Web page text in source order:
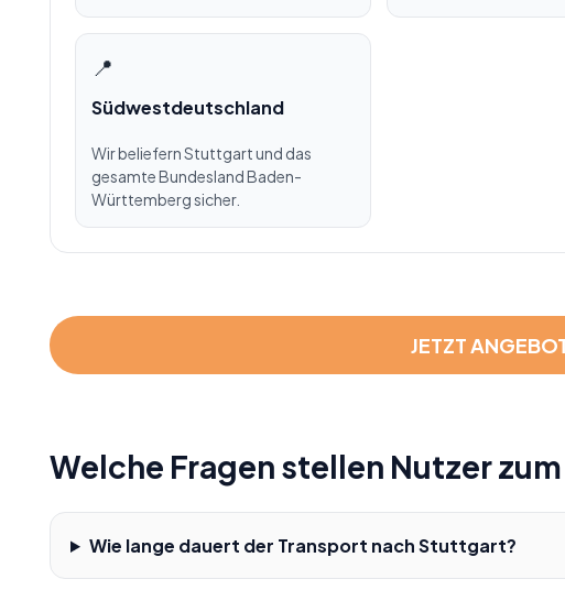
📍
Südwestdeutschland
Wir beliefern Stuttgart und das
gesamte Bundesland Baden-
Württemberg sicher.
JETZT
Welche Fragen stellen Nutzer
Wie lange dauert der Transport nach Stuttgart?